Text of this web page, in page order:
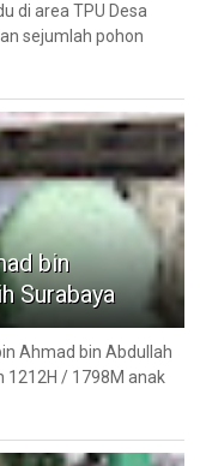
di area TPU Desa
sejumlah pohon
bin
Surabaya
Ahmad bin Abdullah
1212H / 1798M anak